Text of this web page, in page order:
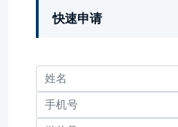
快速申请